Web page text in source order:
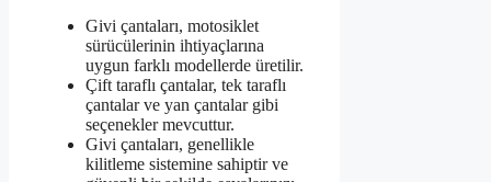
Givi çantaları, motosiklet
sürücülerinin ihtiyaçlarına
uygun farklı modellerde üretilir.
Çift taraflı çantalar, tek taraflı
çantalar ve yan çantalar gibi
seçenekler mevcuttur.
Givi çantaları, genellikle
kilitleme sistemine sahiptir ve